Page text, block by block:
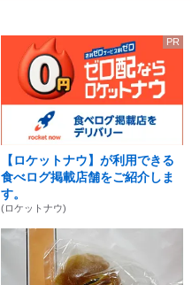
PR
【ロケットナウ】が利用できる
食べログ掲載店舗をご紹介しま
す。
(ロケットナウ)